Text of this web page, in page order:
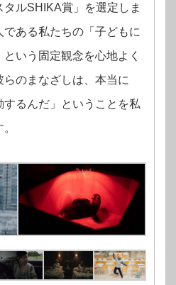
ルSHIKA賞」を選定しま
ある私たちの「子どもに
いう固定観念を心地よく
のまなざしは、本当に
するんだ」ということを私